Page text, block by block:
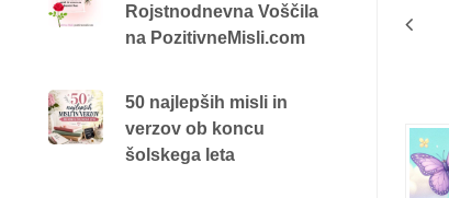
Rojstnodnevna Voščila
na PozitivneMisli.com
50 najlepših misli in
verzov ob koncu
šolskega leta